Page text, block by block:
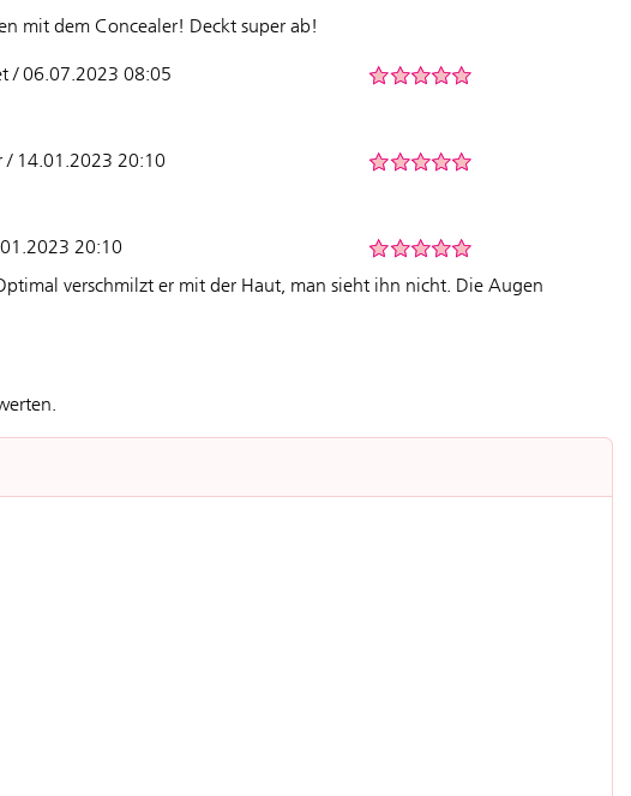
mit dem Concealer! Deckt super ab!
/ 06.07.2023 08:05
/ 14.01.2023 20:10
20:10
verschmilzt er mit der Haut, man sieht ihn nicht. Die Augen